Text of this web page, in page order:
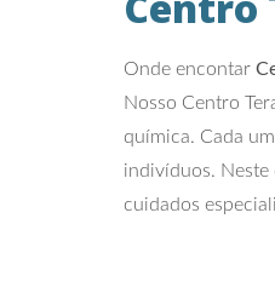
Onde encontar
Nosso Centro
química. Cada
indivíduos. Neste
cuidados